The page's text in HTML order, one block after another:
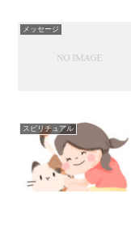
メッセージ
スピリチュアル